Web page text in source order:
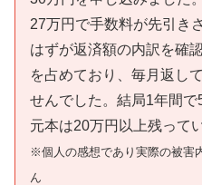
27万円で手数料が先引き
はずが返済額の内訳を確
を占めており、毎月返し
せんでした。結局1年間
元本は20万円以上残って
※個人の感想であり実際の被害
ん